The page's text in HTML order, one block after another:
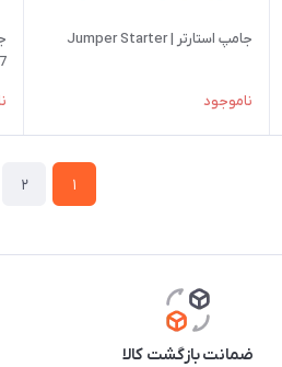
جامپ استارتر | Jumper Starter
ناموجود
1
2
ضمانت بازگشت کالا